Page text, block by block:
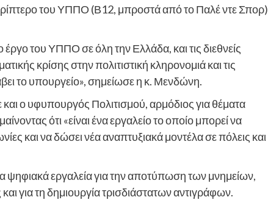
του ΥΠΠΟ (Β12, μπροστά από το Παλέ ντε Σπορ)
του ΥΠΠΟ σε όλη την Ελλάδα, και τις διεθνείς
κρίσης στην πολιτιστική κληρονομιά και τις
το υπουργείο», σημείωσε η κ. Μενδώνη.
ο υφυπουργός Πολιτισμού, αρμόδιος για θέματα
ότι «είναι ένα εργαλείο το οποίο μπορεί να
και να δώσει νέα αναπτυξιακά μοντέλα σε πόλεις και
ψηφιακά εργαλεία για την αποτύπωση των μνημείων,
για τη δημιουργία τρισδιάστατων αντιγράφων.